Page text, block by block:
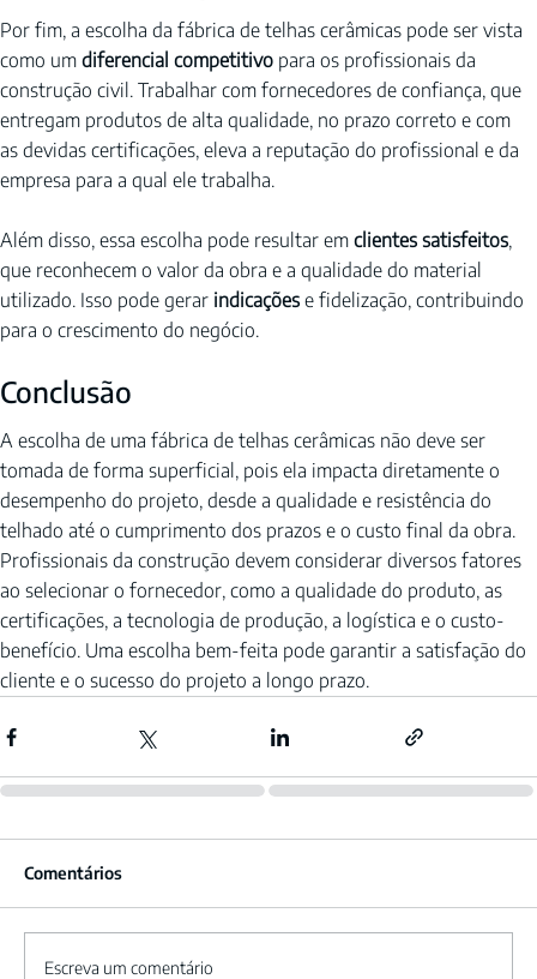
Por fim, a escolha da fábrica de telhas cerâmicas pode ser vista
como um diferencial competitivo para os profissionais da
construção civil. Trabalhar com fornecedores de confiança, que
entregam produtos de alta qualidade, no prazo correto e com
as devidas certificações, eleva a reputação do profissional e da
empresa para a qual ele trabalha.
Além disso, essa escolha pode resultar em clientes satisfeitos,
que reconhecem o valor da obra e a qualidade do material
utilizado. Isso pode gerar indicações e fidelização, contribuindo
para o crescimento do negócio.
Conclusão
A escolha de uma fábrica de telhas cerâmicas não deve ser
tomada de forma superficial, pois ela impacta diretamente o
desempenho do projeto, desde a qualidade e resistência do
telhado até o cumprimento dos prazos e o custo final da obra.
Profissionais da construção devem considerar diversos fatores
ao selecionar o fornecedor, como a qualidade do produto, as
certificações, a tecnologia de produção, a logística e o custo-
benefício. Uma escolha bem-feita pode garantir a satisfação do
cliente e o sucesso do projeto a longo prazo.
Comentários
Escreva um comentário